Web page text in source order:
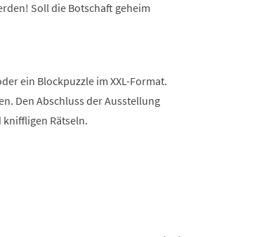
Soll die Botschaft geheim
ein Blockpuzzle im XXL-Format.
Den Abschluss der Ausstellung
Rätseln.